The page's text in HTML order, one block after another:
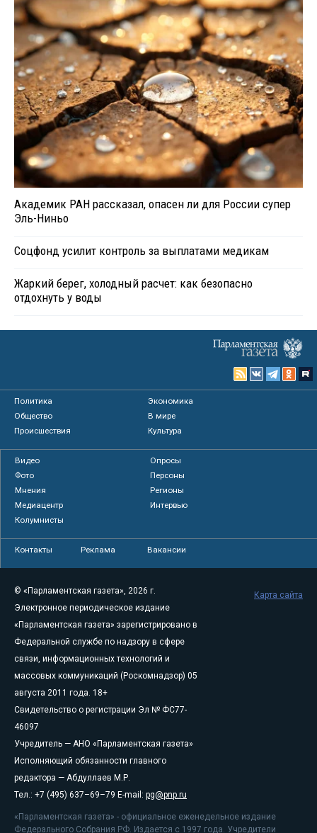
Академик РАН рассказал, опасен ли для России супер
Эль-Ниньо
Соцфонд усилит контроль за выплатами медикам
Жаркий берег, холодный расчет: как безопасно
отдохнуть у воды
Политика
Экономика
Общество
В мире
Происшествия
Культура
Видео
Опросы
Фото
Персоны
Мнения
Регионы
Медиацентр
Интервью
Колумнисты
Контакты Реклама Вакансии
© «Парламентская газета», 2026 г.
Электронное периодическое издание
«Парламентская газета» зарегистрировано в
Федеральной службе по надзору в сфере
связи, информационных технологий и
массовых коммуникаций (Роскомнадзор) 05
августа 2011 года. 18+
Свидетельство о регистрации Эл № ФС77-
46097
Учредитель — АНО «Парламентская газета»
Исполняющий обязанности главного
редактора — Абдуллаев М.Р.
Тел.: +7 (495) 637–69–79 E-mail: pg@pnp.ru
«Парламентская газета» - официальное еженедельное издание
Федерального Собрания РФ. Издается с 1997 года. Учредители
Карта сайта